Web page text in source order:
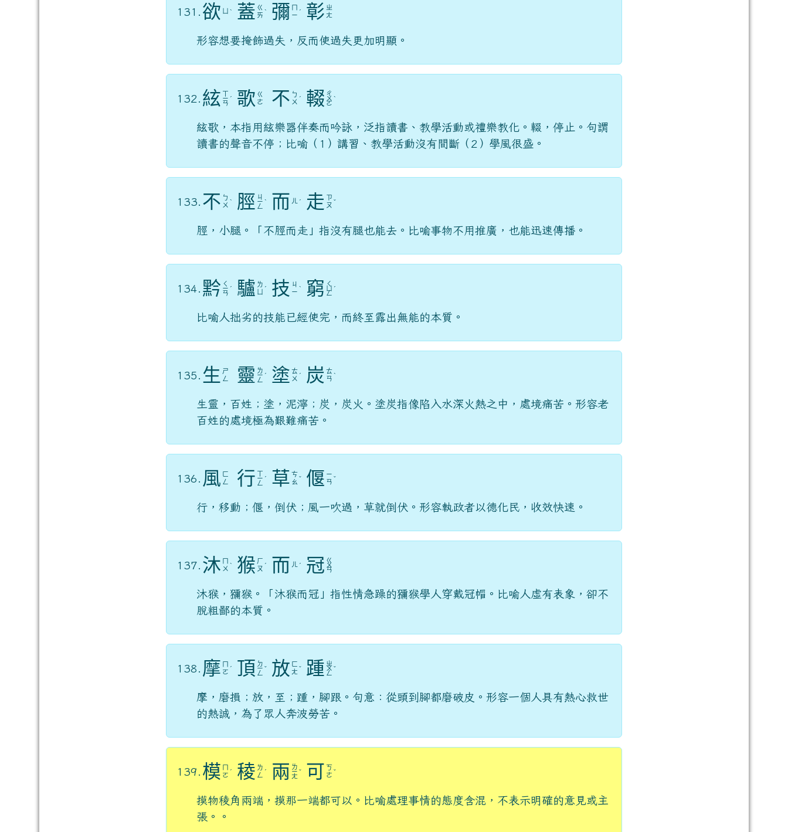
131. 欲 ˋ 蓋 ㄍ
ㄞ ˋ 彌 ㄇ
ㄧ ˊ 彰 ㄓ
ㄤ
形容想要掩飾過失，反而使過失更加明顯。
132. 絃 ㄒ
ㄧ
ㄢ
ˊ 歌 ㄍ
ㄜ
不 ㄅ
ㄨ ˊ 輟 ㄔ
ㄨ
ㄛ
ˋ
絃歌，本指用絃樂器伴奏而吟詠，泛指讀書、教學活動或禮樂教化。輟，停止。句謂
讀書的聲音不停；比喻（1）講習、教學活動沒有間斷（2）學風很盛。
133. 不 ㄅ
ㄨ ˋ 脛 ㄐ
ㄧ
ㄥ
ˋ 而 ㄦ ˊ 走 ㄗ
ㄡ ˇ
脛，小腿。「不脛而走」指沒有腿也能去。比喻事物不用推廣，也能迅速傳播。
134. 黔 ㄑ
ㄧ
ㄢ
ˊ 驢 ㄌ
ˊ 技 ㄐ
ㄧ ˋ 窮 ㄑ
ㄩ
ㄥ
ˊ
比喻人拙劣的技能已經使完，而終至露出無能的本質。
135. 生 ㄕ
ㄥ
靈 ㄌ
ㄧ
ㄥ
ˊ 塗 ㄊ
ㄨ ˊ 炭 ㄊ
ㄢ ˋ
生靈，百姓；塗，泥濘；炭，炭火。塗炭指像陷入水深火熱之中，處境痛苦。形容老
百姓的處境極為艱難痛苦。
136. 風 ㄈ
ㄥ
行 ㄒ
ㄧ
ㄥ
ˊ 草 ㄘ
ㄠ ˇ 偃 ㄧ
ㄢ ˇ
行，移動；偃，倒伏；風一吹過，草就倒伏。形容執政者以德化民，收效快速。
137. 沐 ㄇ
ㄨ ˋ 猴 ㄏ
ㄡ ˊ 而 ㄦ ˊ 冠 ㄍ
ㄨ
ㄢ
沐猴，獼猴。「沐猴而冠」指性情急躁的獼猴學人穿戴冠帽。比喻人虛有表象，卻不
脫粗鄙的本質。
138. 摩 ㄇ
ㄛ ˊ 頂 ㄉ
ㄧ
ㄥ
ˇ 放 ㄈ
ㄤ ˇ 踵 ㄓ
ㄨ
ㄥ
ˇ
摩，磨損；放，至；踵，腳跟。句意：從頭到腳都磨破皮。形容一個人具有熱心救世
的熱誠，為了眾人奔波勞苦。
139. 模 ㄇ
ㄛ ˊ 稜 ㄌ
ㄥ ˊ 兩 ㄌ
ㄧ
ㄤ
ˇ 可 ㄎ
ㄜ ˇ
摸物稜角兩端，摸那一端都可以。比喻處理事情的態度含混，不表示明確的意見或主
張。。